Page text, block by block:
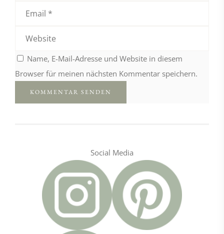
Name, E-Mail-Adresse und Website in diesem
Browser für meinen nächsten Kommentar speichern.
Social Media